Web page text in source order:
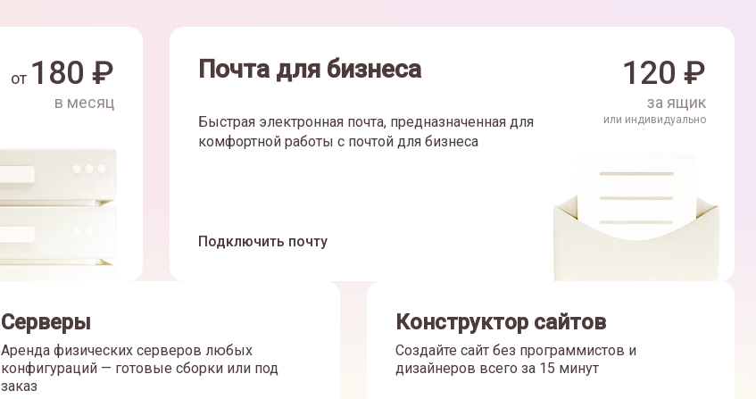
от 180 ₽
в месяц
Почта для бизнеса
Быстрая электронная почта, предназначенная для
комфортной работы с почтой для бизнеса
Подключить почту
120 ₽
за ящик
или индивидуально
Серверы
Аренда физических серверов любых
конфигураций — готовые сборки или под
заказ
Конструктор сайтов
Создайте сайт без программистов и
дизайнеров всего за 15 минут